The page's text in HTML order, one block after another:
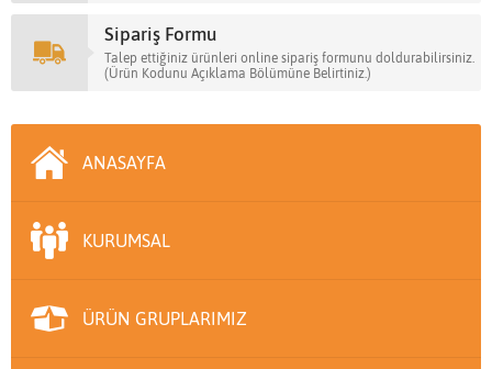
Sipariş Formu
Talep ettiğiniz ürünleri online sipariş formunu doldurabilirsiniz.
(Ürün Kodunu Açıklama Bölümüne Belirtiniz.)
ANASAYFA
KURUMSAL
ÜRÜN GRUPLARIMIZ